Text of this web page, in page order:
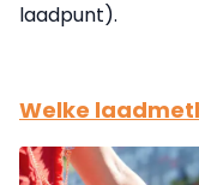
laadpunt).
Welke